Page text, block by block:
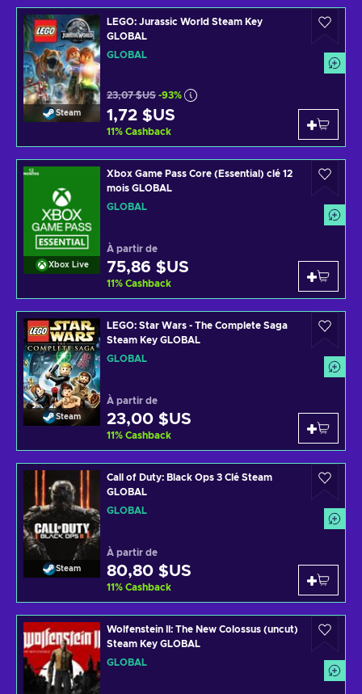
Steam
LEGO: Jurassic World Steam Key
GLOBAL
GLOBAL
23,07 $US -93%
1,72 $US
11% Cashback
Xbox Live
Xbox Game Pass Core (Essential) clé 12
mois GLOBAL
GLOBAL
À partir de
75,86 $US
11% Cashback
Steam
LEGO: Star Wars - The Complete Saga
Steam Key GLOBAL
GLOBAL
À partir de
23,00 $US
11% Cashback
Steam
Call of Duty: Black Ops 3 Clé Steam
GLOBAL
GLOBAL
À partir de
80,80 $US
11% Cashback
Wolfenstein II: The New Colossus (uncut)
Steam Key GLOBAL
GLOBAL